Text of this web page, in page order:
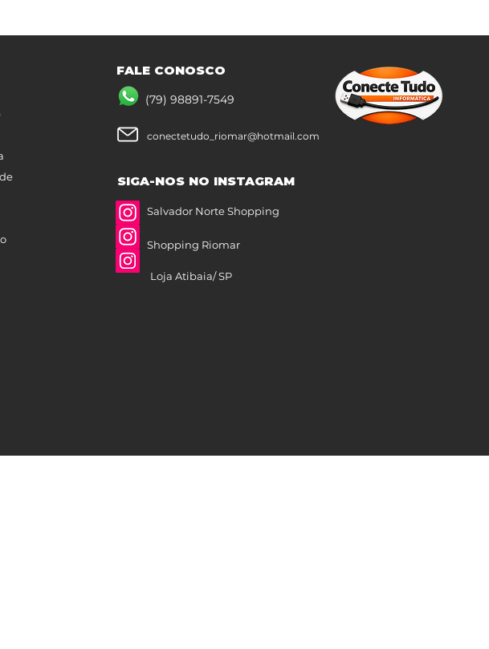
FALE CONOSCO
(79) 98891-7549
conectetudo_riomar@hotmail.com
SIGA-NOS NO INSTAGRAM
Salvador Norte Shopping
Shopping Riomar
Loja Atibaia/ SP